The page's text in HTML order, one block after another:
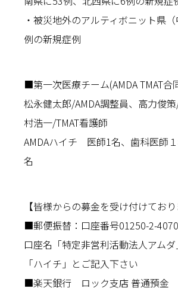
・被災地外のアルティボニット県
例の新規症例
■第一次医療チーム(AMDA
松永健太郎/AMDA調整員、高力俊
村浩一/TMAT看護師
AMDAハイチ 医師1名、歯科医師
名
【皆様からの募金を受け付けており
■郵便振替：口座番号01250-2-
口座名「特定非営利活動法人ア
「ハイチ」とご記入下さい
■楽天銀行 ロック支店 普通預